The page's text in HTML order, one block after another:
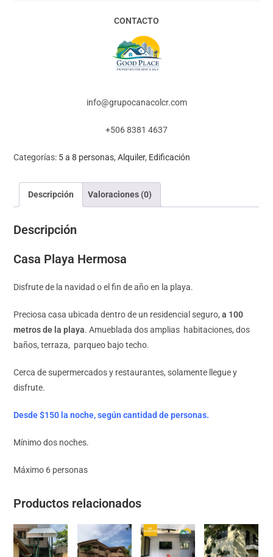
CONTACTO
info@grupocanacolcr.com
+506 8381 4637
Categorías: 5 a 8 personas,Alquiler, Edificación
Descripción Valoraciones (0)
Descripción
Casa Playa Hermosa
Disfrute de la navidad o el fin de año en la playa.
Preciosa casa ubicada dentro de un residencial seguro,a 100
metros de la playa.Amueblada dos amplias habitaciones, dos
baños, terraza, parqueo bajo techo.
Cerca de supermercados y restaurantes, solamente llegue y
disfrute.
Desde $150 la noche, según cantidad de personas.
Mínimo dos noches.
Máximo 6 personas
Productos relacionados